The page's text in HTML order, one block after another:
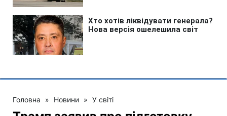
Головна » Новини » У світі